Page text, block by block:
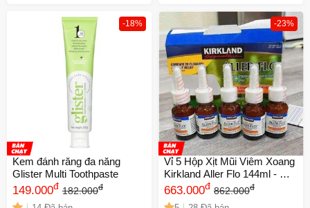
-18%
Kem đánh răng đa năng
Glister Multi Toothpaste
149.000đ 182.000đ
-23%
Vỉ 5 Hộp Xịt Mũi Viêm Xoang
Kirkland Aller Flo 144ml - Giải
Pháp Thoải Mái Cho Mũi, Hỗ
663.000đ 862.000đ